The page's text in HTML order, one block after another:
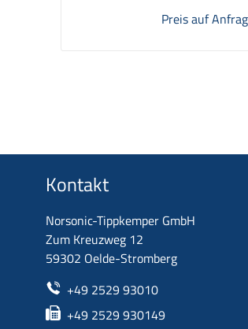
Preis auf
Kontakt
Norsonic-Tippkemper GmbH
Zum Kreuzweg 12
59302 Oelde-Stromberg
+49 2529 93010
+49 2529 930149